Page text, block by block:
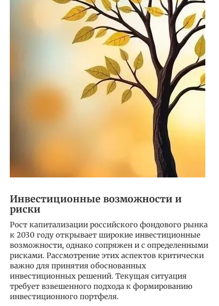
Инвестиционные возможности и
риски
Рост капитализации российского фондового рынка
к 2030 году открывает широкие инвестиционные
возможности, однако сопряжен и с определенными
рисками. Рассмотрение этих аспектов критически
важно для принятия обоснованных
инвестиционных решений. Текущая ситуация
требует взвешенного подхода к формированию
инвестиционного портфеля.